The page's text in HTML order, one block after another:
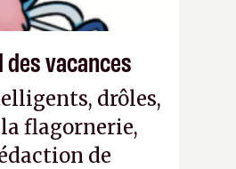
vacances
drôles,
flagornerie,
de